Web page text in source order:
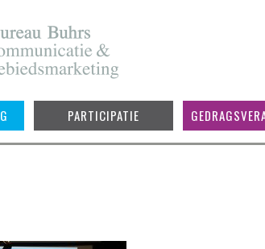
PARTICIPATIE